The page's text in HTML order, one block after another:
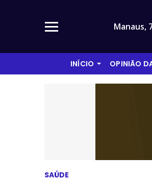
Manaus,
INÍCIO OPINIÃO
SAÚDE